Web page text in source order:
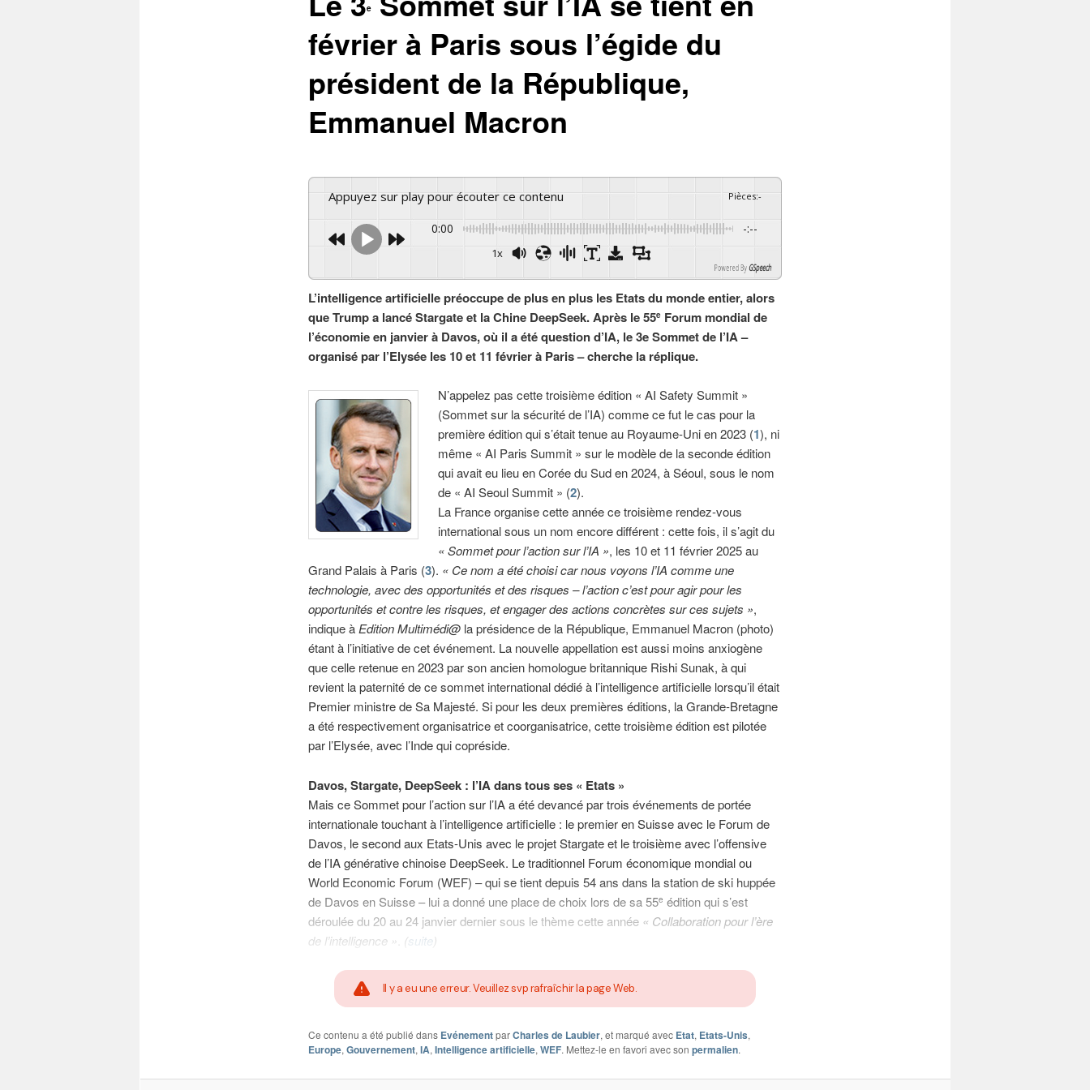
e
février à Paris sous l’égide du
président de la République,
Emmanuel Macron
Appuyez sur play pour écouter ce contenu Pièces:-
0:00 -:--
1x
Powered By GSpeech
L’intelligence artificielle préoccupe de plus en plus les Etats du monde entier, alors
que Trump a lancé Stargate et la Chine DeepSeek. Après le 55eForum mondial de
l’économie en janvier à Davos, où il a été question d’IA, le 3e Sommet de l’IA –
organisé par l’Elysée les 10 et 11 février à Paris – cherche la réplique.
N’appelez pas cette troisième édition « AI Safety Summit »
(Sommet sur la sécurité de l’IA) comme ce fut le cas pour la
première édition qui s’était tenue au Royaume-Uni en 2023 (1), ni
même « AI Paris Summit » sur le modèle de la seconde édition
qui avait eu lieu en Corée du Sud en 2024, à Séoul, sous le nom
de « AI Seoul Summit » (2).
La France organise cette année ce troisième rendez-vous
international sous un nom encore différent : cette fois, il s’agit du
« Sommet pour l’action sur l’IA », les 10 et 11 février 2025 au
Grand Palais à Paris (3). « Ce nom a été choisi car nous voyons l’IA comme une
technologie, avec des opportunités et des risques – l’action c’est pour agir pour les
opportunités et contre les risques, et engager des actions concrètes sur ces sujets »,
indique àEdition Multimédi@la présidence de la République, Emmanuel Macron (photo)
étant à l’initiative de cet événement. La nouvelle appellation est aussi moins anxiogène
que celle retenue en 2023 par son ancien homologue britannique Rishi Sunak, à qui
revient la paternité de ce sommet international dédié à l’intelligence artificielle lorsqu’il était
Premier ministre de Sa Majesté. Si pour les deux premières éditions, la Grande-Bretagne
a été respectivement organisatrice et coorganisatrice, cette troisième édition est pilotée
par l’Elysée, avec l’Inde qui copréside.
Davos, Stargate, DeepSeek : l’IA dans tous ses « Etats »
Mais ce Sommet pour l’action sur l’IA a été devancé par trois événements de portée
internationale touchant à l’intelligence artificielle : le premier en Suisse avec le Forum de
Davos, le second aux Etats-Unis avec le projet Stargate et le troisième avec l’offensive
de l’IA générative chinoise DeepSeek. Le traditionnel Forum économique mondial ou
World Economic Forum (WEF) – qui se tient depuis 54 ans dans la station de ski huppée
de Davos en Suisse – lui a donné une place de choix lors de sa 55e édition qui s’est
déroulée du 20 au 24 janvier dernier sous le thème cette année « Collaboration pour l’ère
de l’intelligence » (suite)
Il y a eu une erreur. Veuillez svp rafraîchir la page Web.
Ce contenu a été publié dans EvénementparCharles de Laubier, et marqué avec Etat, Etats-Unis,
Europe, Gouvernement, IA, Intelligence artificielle, WEF. Mettez-le en favori avec son permalien.